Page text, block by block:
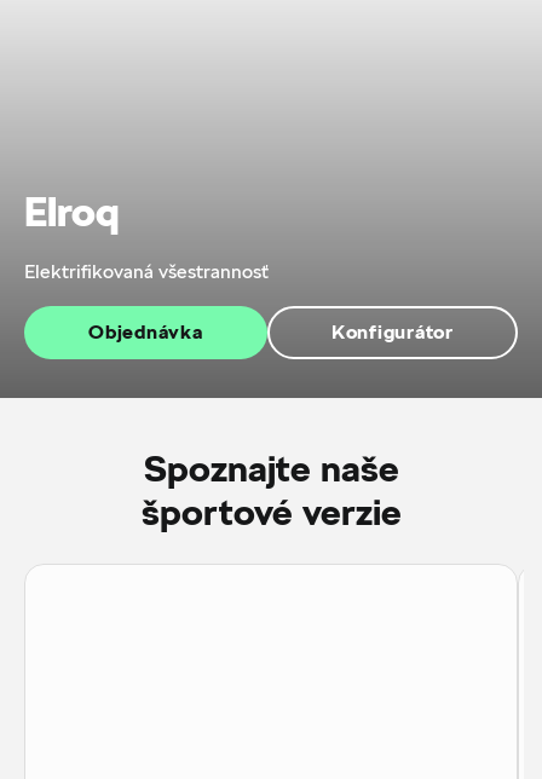
Elroq
Elektrifikovaná všestrannosť
Objednávka Konfigurátor
Spoznajte naše
športové verzie